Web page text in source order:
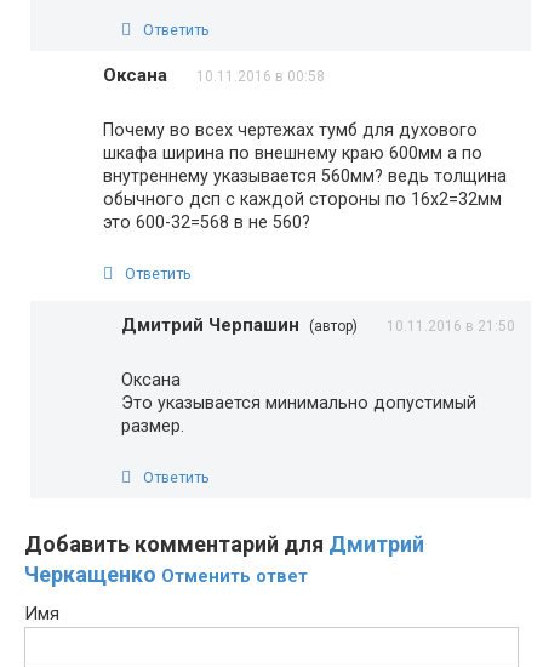
Ответить
Оксана 10.11.2016 в 00:58
Почему во всех чертежах тумб для духового
шкафа ширина по внешнему краю 600мм а по
внутреннему указывается 560мм? ведь толщина
обычного дсп с каждой стороны по 16х2=32мм
это 600-32=568 в не 560?
Ответить
Дмитрий Черпашин (автор) 10.11.2016 в 21:50
Оксана
Это указывается минимально допустимый
размер.
Ответить
Добавить комментарий для Дмитрий
Черкащенко Отменить ответ
Имя